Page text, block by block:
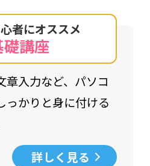
者にオススメ
礎講座
章入力など、パソコ
っかりと身に付ける
詳しく見る